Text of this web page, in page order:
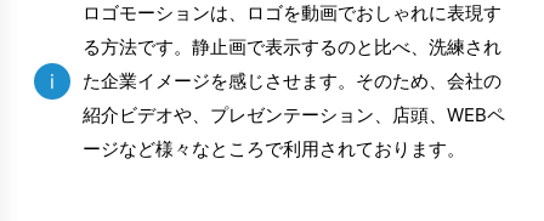
i
ロゴモーションは、ロゴを動画でおしゃれに表現す
る方法です。静止画で表示するのと比べ、洗練され
た企業イメージを感じさせます。そのため、会社の
紹介ビデオや、プレゼンテーション、店頭、WEBペ
ージなど様々なところで利用されております。